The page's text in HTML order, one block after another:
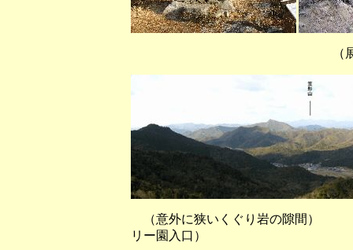
（展望台から西方
（意外に狭いくぐり岩の隙間
リー園入口）